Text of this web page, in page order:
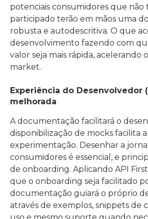
potenciais consumidores que não
participado terão em mãos uma
robusta e autodescritiva. O que
desenvolvimento fazendo com
valor seja mais rápida, acelerando
market.
Experiência do Desenvolvedor
melhorada
A documentação facilitará o
disponibilização de mocks facilita a
experimentação. Desenhar a
consumidores é essencial, e
de onboarding. Aplicando API
que o onboarding seja facilitado
documentação guiará o próprio
através de exemplos, snippets de